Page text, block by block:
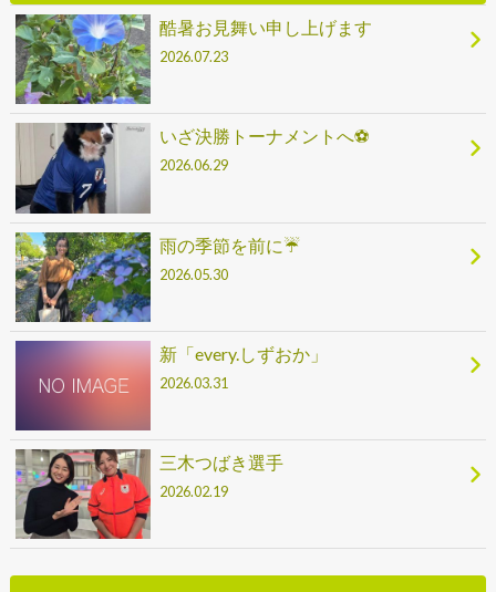
酷暑お見舞い申し上げます
2026.07.23
いざ決勝トーナメントへ⚽
2026.06.29
雨の季節を前に☔
2026.05.30
新「every.しずおか」
2026.03.31
三木つばき選手
2026.02.19